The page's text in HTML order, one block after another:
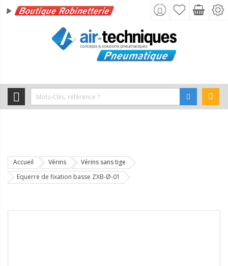
Accueil Vérins
Vérins sans tige
Equerre de fixation basse ZXB-Ø-01